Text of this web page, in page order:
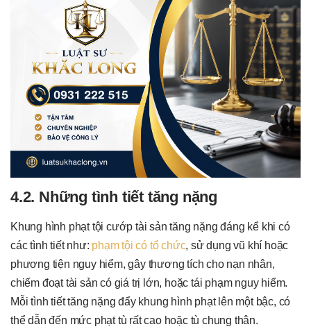
4.2. Những tình tiết tăng nặng
Khung hình phạt tội cướp tài sản tăng nặng đáng kể khi có
các tình tiết như: phạm tội có tổ chức, sử dụng vũ khí hoặc
phương tiện nguy hiểm, gây thương tích cho nạn nhân,
chiếm đoạt tài sản có giá trị lớn, hoặc tái phạm nguy hiểm.
Mỗi tình tiết tăng nặng đẩy khung hình phạt lên một bậc, có
thể dẫn đến mức phạt tù rất cao hoặc tù chung thân.